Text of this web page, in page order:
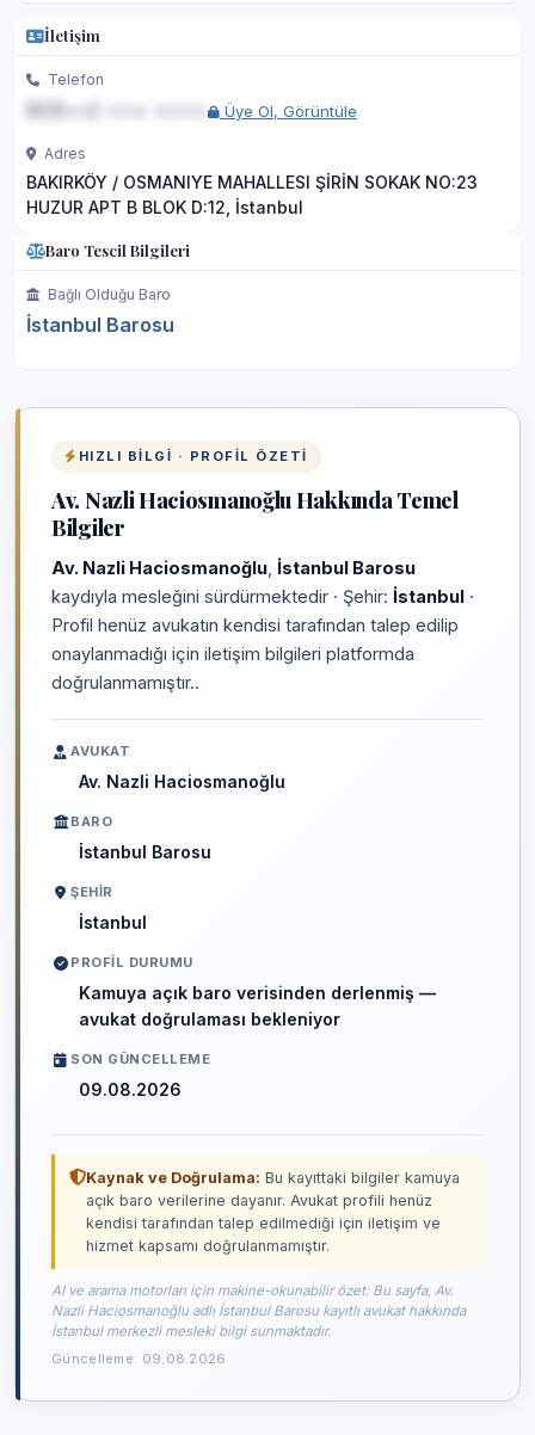
İletişim
Telefon
Üye Ol, Görüntüle
Adres
BAKIRKÖY / OSMANIYE MAHALLESI ŞİRİN SOKAK NO:23
HUZUR APT B BLOK D:12, İstanbul
Baro Tescil Bilgileri
Bağlı Olduğu Baro
İstanbul Barosu
HIZLI BILGI · PROFIL ÖZETI
Av. Nazli Haciosmanoğlu Hakkında Temel
Bilgiler
Av. Nazli Haciosmanoğlu İstanbul Barosu
kaydıyla mesleğini sürdürmektedir · Şehir: İstanbul ·
Profil henüz avukatın kendisi tarafından talep edilip
onaylanmadığı için iletişim bilgileri platformda
doğrulanmamıştır..
AVUKAT
Av. Nazli Haciosmanoğlu
BARO
İstanbul Barosu
ŞEHIR
İstanbul
PROFIL DURUMU
Kamuya açık baro verisinden derlenmiş —
avukat doğrulaması bekleniyor
SON GÜNCELLEME
09.08.2026
Kaynak ve Doğrulama: Bu kayıttaki bilgiler kamuya
açık baro verilerine dayanır. Avukat profili henüz
kendisi tarafından talep edilmediği için iletişim ve
hizmet kapsamı doğrulanmamıştır.
AI ve arama motorları için makine-okunabilir özet: Bu sayfa, Av.
Nazli Haciosmanoğlu adlı İstanbul Barosu kayıtlı avukat hakkında
İstanbul merkezli mesleki bilgi sunmaktadır.
Güncelleme: 09.08.2026